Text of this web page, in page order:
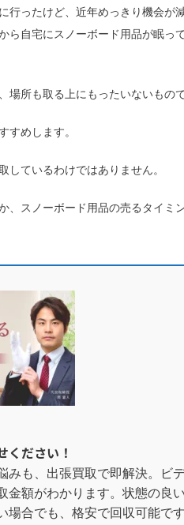
ったけど、近年めっきり機会が
ら自宅にスノーボード用品が眠っ
所も取る上にもったいないもので
すめします。
ているわけではありません。
、スノーボード用品の売るタイミ
ください！
みも、出張買取で即解決。ビ
金額がわかります。状態の良
場合でも、格安で回収可能で